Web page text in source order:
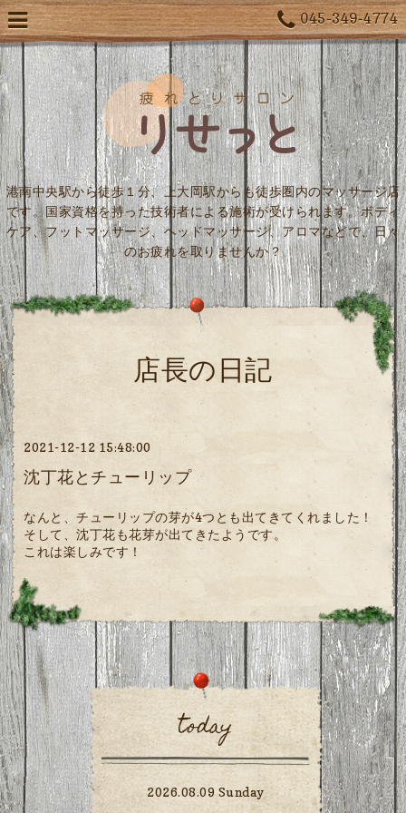
045-349-4774
港南中央駅から徒歩１分、上大岡駅からも徒歩圏内のマッサージ店
です。国家資格を持った技術者による施術が受けられます。ボディ
ケア、フットマッサージ、ヘッドマッサージ、アロマなどで、日々
のお疲れを取りませんか？
店長の日記
2021-12-12 15:48:00
沈丁花とチューリップ
なんと、チューリップの芽が4つとも出てきてくれました！
そして、沈丁花も花芽が出てきたようです。
これは楽しみです！
today
2026.08.09 Sunday